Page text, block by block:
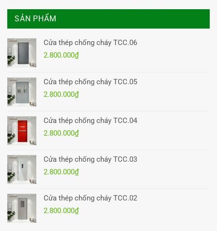
SẢN PHẨM
Cửa thép chống cháy TCC.06
2.800.000₫
Cửa thép chống cháy TCC.05
2.800.000₫
Cửa thép chống cháy TCC.04
2.800.000₫
Cửa thép chống cháy TCC.03
2.800.000₫
Cửa thép chống cháy TCC.02
2.800.000₫